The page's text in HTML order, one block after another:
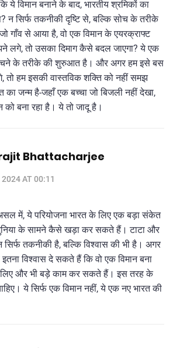
ये विमान बनाने के बाद, भारतीय श्रमिकों का
न सिर्फ तकनीकी दृष्टि से, बल्कि सोच के तरीके
से आया है, वो एक विमान के एयरक्राफ्ट
लगे, तो उसका दिमाग कैसे बदल जाएगा? ये एक
के तरीके की शुरुआत है। और अगर हम इसे बस
हम इसकी वास्तविक शक्ति को नहीं समझ
का जन्म है-जहाँ एक बच्चा जो बिजली नहीं देखा,
बना रहा है। ये तो जादू है।
Bhattacharjee
2024 AT 00:11
में, ये परियोजना भारत के लिए एक बड़ा संकेत
के सामने कैसे खड़ा कर सकते हैं। टाटा और
सिर्फ तकनीकी है, बल्कि विश्वास की भी है। अगर
विश्वास दे सकते हैं कि वो एक विमान बना
और भी बड़े काम कर सकते हैं। इस तरह के
ये सिर्फ एक विमान नहीं, ये एक नए भारत की